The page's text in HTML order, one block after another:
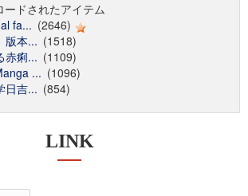
ドされたアイテム
fa... (2646)
版本... (1518)
赤痢... (1109)
... (1096)
日吉... (854)
LINK